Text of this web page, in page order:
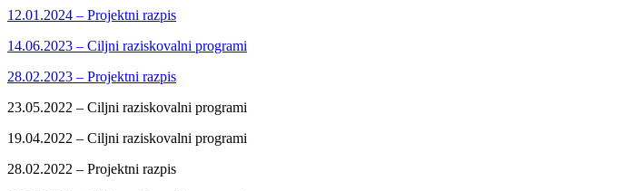
12.01.2024 – Projektni razpis
14.06.2023 – Ciljni raziskovalni programi
28.02.2023 – Projektni razpis
23.05.2022 – Ciljni raziskovalni programi
19.04.2022 – Ciljni raziskovalni programi
28.02.2022 – Projektni razpis